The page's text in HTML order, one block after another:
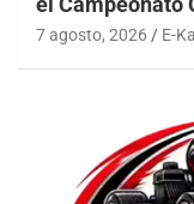
7 agosto, 2026 E-